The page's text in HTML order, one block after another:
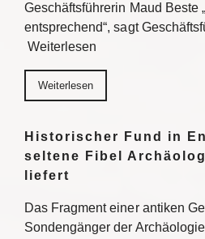
Geschäftsführerin Maud Beste
entsprechend“, sagt
Weiterlesen
Weiterlesen
Historischer Fund in
seltene Fibel
liefert
Das Fragment einer antiken
Sondengänger der